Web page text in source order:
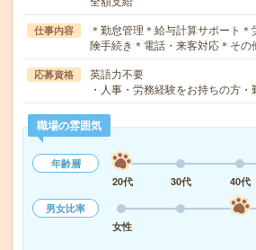
仕事内容
＊勤怠管理＊給与計算サポート
険手続き＊電話・来客対応＊その
応募資格
英語力不要
・人事・労務経験をお持ちの方
職場の雰囲気
年齢層
20代
30代 40代
男女比率
女性